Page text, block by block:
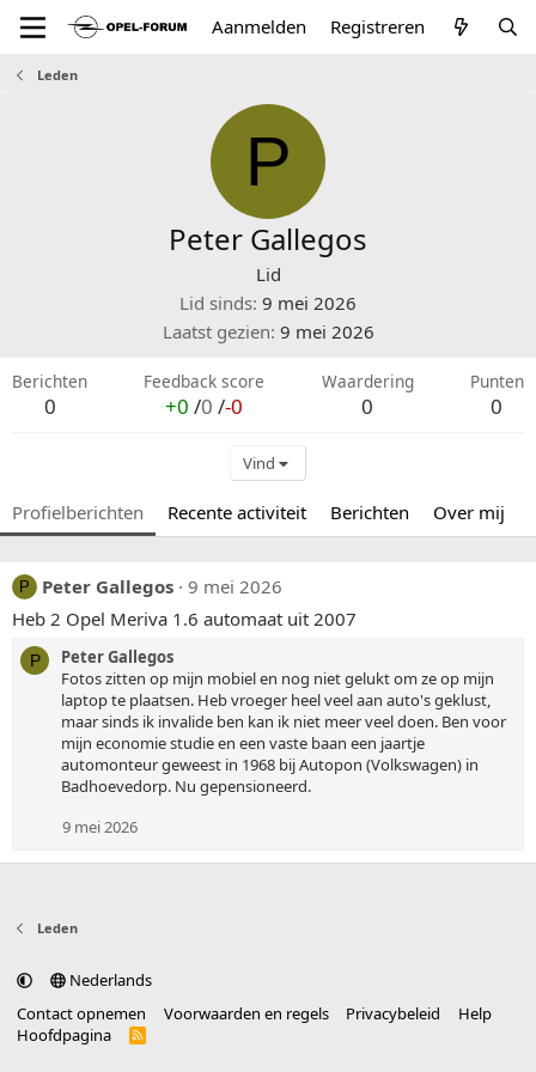
Aanmelden Registreren
Leden
P
Peter Gallegos
Lid
Lid sinds 9 mei 2026
Laatst gezien 9 mei 2026
Berichten
0
Feedback score
+0 /0 /-0
Waardering
0
Punten
0
Vind
Profielberichten Recente activiteit Berichten Over mij
P Peter Gallegos 9 mei 2026
Heb 2 Opel Meriva 1.6 automaat uit 2007
P
Peter Gallegos
Fotos zitten op mijn mobiel en nog niet gelukt om ze op mijn
laptop te plaatsen. Heb vroeger heel veel aan auto's geklust,
maar sinds ik invalide ben kan ik niet meer veel doen. Ben voor
mijn economie studie en een vaste baan een jaartje
automonteur geweest in 1968 bij Autopon (Volkswagen) in
Badhoevedorp. Nu gepensioneerd.
9 mei 2026
Leden
Nederlands
Contact opnemen
Voorwaarden en regels Privacybeleid
Help
Hoofdpagina
R